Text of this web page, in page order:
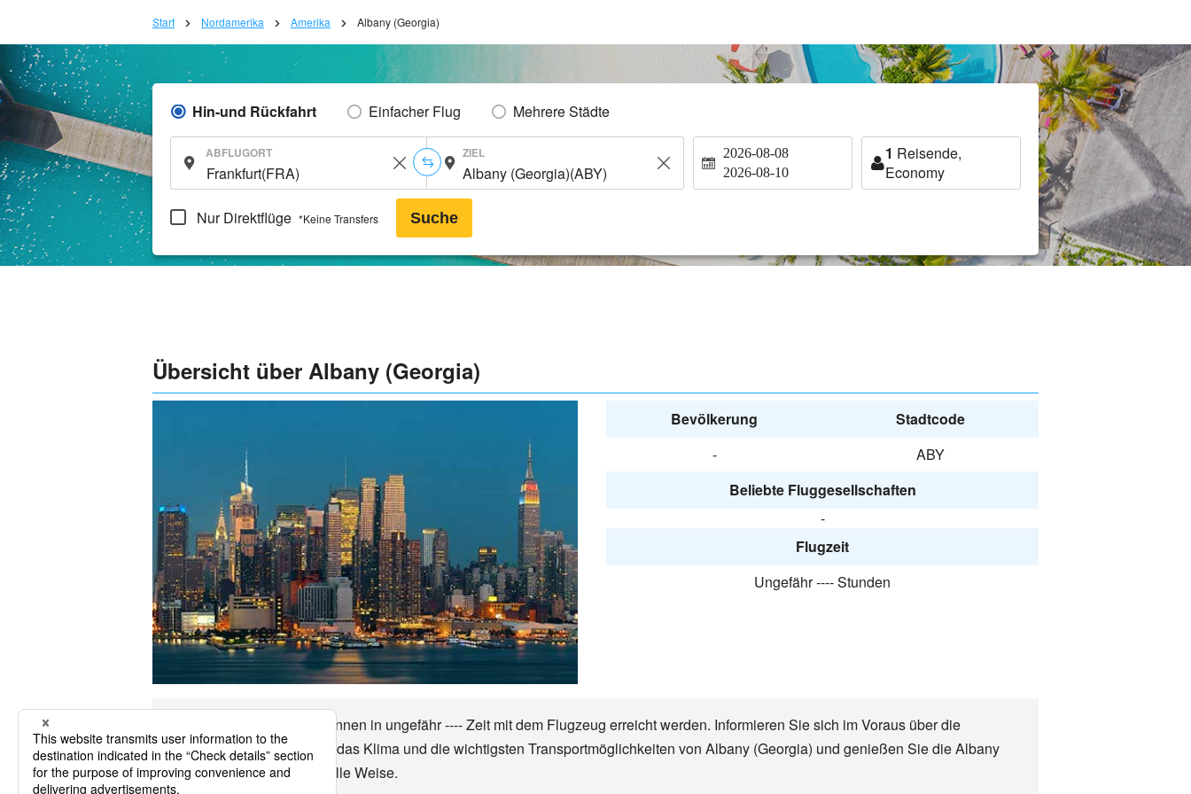
Start Nordamerika Amerika Albany (Georgia)
Hin-und Rückfahrt Einfacher Flug Mehrere Städte
ABFLUGORT ZIEL 2026-08-08
2026-08-10
1 Reisende,
Economy
Nur Direktflüge *Keine Transfers Suche
Übersicht über Albany (Georgia)
Bevölkerung
Stadtcode
-
ABY
Beliebte Fluggesellschaften
-
Flugzeit
Ungefähr ---- Stunden
Bis zu Albany (Georgia) können in ungefähr ---- Zeit mit dem Flugzeug erreicht werden. Informieren Sie sich im Voraus über die
Geschichte, die Wirtschaft, das Klima und die wichtigsten Transportmöglichkeiten von Albany (Georgia) und genießen Sie die Albany
(Georgia)-Reise auf sinnvolle Weise.